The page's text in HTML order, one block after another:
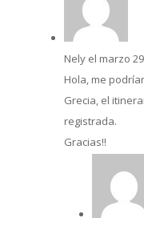
Nely el marzo
Hola, me
Grecia, el
registrada.
Gracias!!